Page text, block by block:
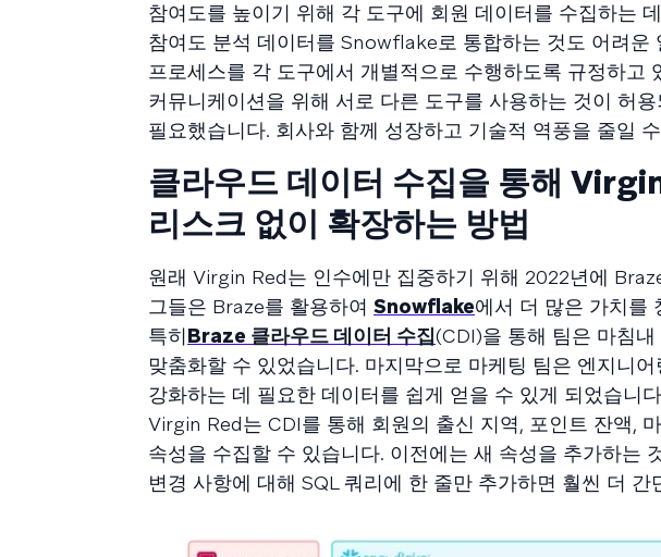
참여도를 높이기 위해 각 도구에 회원 데이터를 수집하는
참여도 분석 데이터를 Snowflake로 통합하는 것도 어려운
프로세스를 각 도구에서 개별적으로 수행하도록 규정하고
커뮤니케이션을 위해 서로 다른 도구를 사용하는 것이 허
필요했습니다. 회사와 함께 성장하고 기술적 역풍을 줄일
클라우드 데이터 수집을 통해
리스크 없이 확장하는 방법
원래 Virgin Red는 인수에만 집중하기 위해 2022년에
그들은 Braze를 활용하여 Snowflake에서 더 많은 가치를
특히Braze 클라우드 데이터 수집(CDI)을 통해 팀은 마침
맞춤화할 수 있었습니다. 마지막으로 마케팅 팀은 엔지니
강화하는 데 필요한 데이터를 쉽게 얻을 수 있게 되었습니
Virgin Red는 CDI를 통해 회원의 출신 지역, 포인트 잔액,
속성을 수집할 수 있습니다. 이전에는 새 속성을 추가하는
변경 사항에 대해 SQL 쿼리에 한 줄만 추가하면 훨씬 더